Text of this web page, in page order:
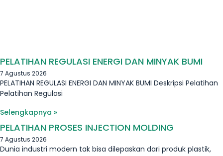
PELATIHAN REGULASI ENERGI DAN MINYAK BUMI
7 Agustus 2026
PELATIHAN REGULASI ENERGI DAN MINYAK BUMI Deskripsi Pelatihan
Pelatihan Regulasi
Selengkapnya »
PELATIHAN PROSES INJECTION MOLDING
7 Agustus 2026
Dunia industri modern tak bisa dilepaskan dari produk plastik,